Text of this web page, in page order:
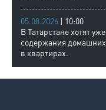
05.08.2026 | 10:00
В Татарстане хотят
содержания
в квартирах.